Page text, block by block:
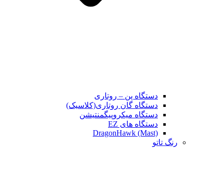
دستگاه پن – روتاری
دستگاه گان روتاری(کلاسیک)
دستگاه میکروپیگمنتیشن
دستگاه های EZ
DragonHawk (Mast)
رنگ تاتو